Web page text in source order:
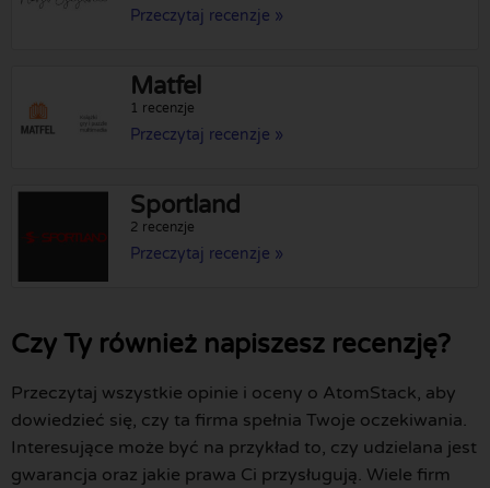
Przeczytaj recenzje »
Matfel
1 recenzje
Przeczytaj recenzje »
Sportland
2 recenzje
Przeczytaj recenzje »
Czy Ty również napiszesz recenzję?
Przeczytaj wszystkie opinie i oceny o AtomStack, aby
dowiedzieć się, czy ta firma spełnia Twoje oczekiwania.
Interesujące może być na przykład to, czy udzielana jest
gwarancja oraz jakie prawa Ci przysługują. Wiele firm